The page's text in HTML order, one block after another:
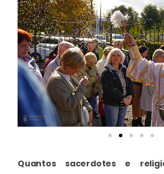
Quantos sacerdotes e